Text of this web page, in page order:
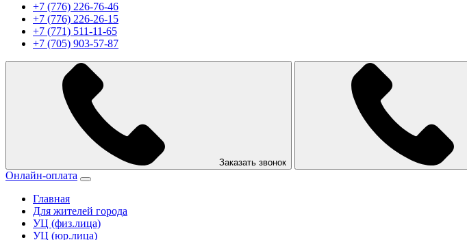
+7 (776) 226-76-46
+7 (776) 226-26-15
+7 (771) 511-11-65
+7 (705) 903-57-87
Заказать звонок
Онлайн-оплата
Главная
Для жителей города
УЦ (физ.лица)
УЦ (юр.лица)